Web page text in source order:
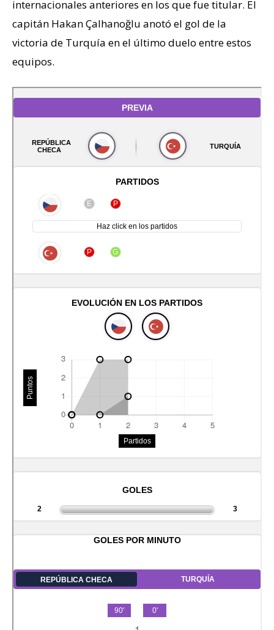
internacionales anteriores en los que fue titular. El
capitán Hakan Çalhanoğlu anotó el gol de la
victoria de Turquía en el último duelo entre estos
equipos.